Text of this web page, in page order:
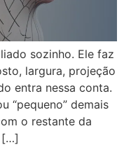
sozinho. Ele faz
largura, projeção
entra nessa conta.
“pequeno” demais
o restante da
[…]